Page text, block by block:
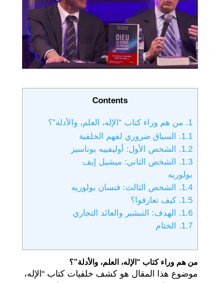
Contents
1.
من هم وراء كتاب “الإله، العلم، والأدلة”؟
1.1.
السياق ضروري لفهم الخلفية
1.2.
الشخص الأول: أوليفييه بوناسيز
1.3.
الشخص الثاني: ميشيل إيف
بولوريه
1.4.
الشخص الثالث: فنسان بولوريه
1.5. كيف تعارفوا؟
1.6.
الهدف: التبشير والعائد التجاري
1.7.
الختام
من هم وراء كتاب “الإله، العلم، والأدلة”؟
موضوع هذا المقال هو كشف خلفيات كتاب “الإله،